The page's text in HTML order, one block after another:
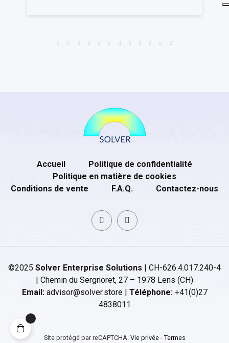
Accueil
Politique de confidentialité
Politique en matière de cookies
Conditions de vente
F.A.Q. Contactez-nous
©2025 Solver Enterprise Solutions | CH-626.4.017.240-4
| Chemin du Sergnoret, 27 – 1978 Lens (CH)
Email:advisor@solver.store | Téléphone:+41(0)27
4838011
Site protégé par reCAPTCHA. Vie privée- Termes